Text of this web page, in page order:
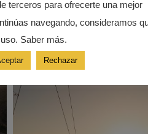
terceros para ofrecerte una mejor
navegando, consideramos
Saber más.
Rechazar